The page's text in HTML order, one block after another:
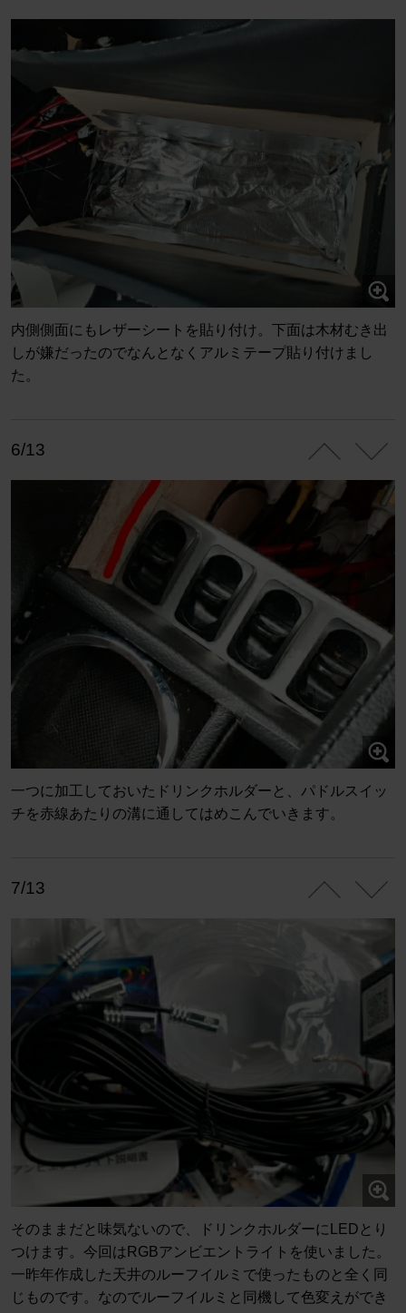
内側側面にもレザーシートを貼り付け。下面は木材むき出
しが嫌だったのでなんとなくアルミテープ貼り付けまし
た。
6/13
一つに加工しておいたドリンクホルダーと、パドルスイッ
チを赤線あたりの溝に通してはめこんでいきます。
7/13
そのままだと味気ないので、ドリンクホルダーにLEDとり
つけます。今回はRGBアンビエントライトを使いました。
一昨年作成した天井のルーフイルミで使ったものと全く同
じものです。なのでルーフイルミと同機して色変えができ